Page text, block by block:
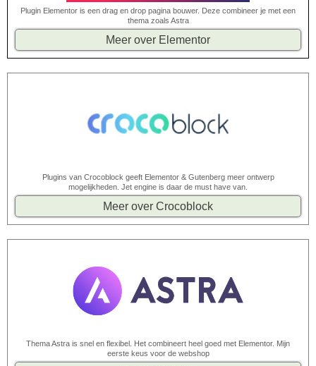
Plugin Elementor is een drag en drop pagina bouwer. Deze combineer je met een
thema zoals Astra
Meer over Elementor
Plugins van Crocoblock geeft Elementor & Gutenberg meer ontwerp
mogelijkheden. Jet engine is daar de must have van.
Meer over Crocoblock
Thema Astra is snel en flexibel. Het combineert heel goed met Elementor. Mijn
eerste keus voor de webshop